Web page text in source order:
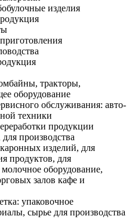
изделия
тракторы,
оборудование
обслуживания: авто-
техники
продукции
для производства
изделий, для
продуктов, для
оборудование,
залов кафе и
упаковочное
сырье для производства